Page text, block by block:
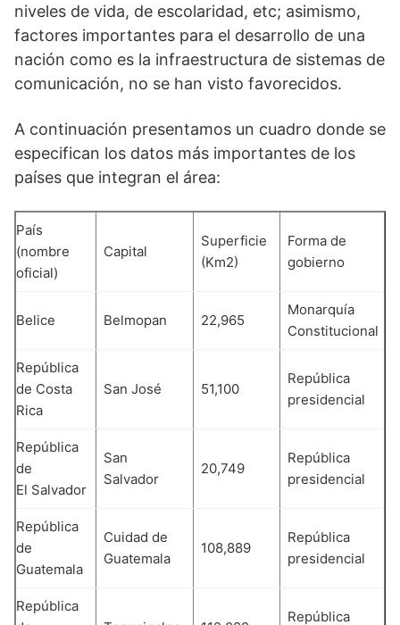
niveles de vida, de escolaridad, etc; asimismo,
factores importantes para el desarrollo de una
nación como es la infraestructura de sistemas de
comunicación, no se han visto favorecidos.
A continuación presentamos un cuadro donde se
especifican los datos más importantes de los
países que integran el área:
País
(nombre
oficial)
Capital
Superficie
(Km2)
Forma de
gobierno
Belice Belmopan 22,965
Monarquía
Constitucional
República
de Costa
Rica
San José 51,100
República
presidencial
República
de
El Salvador
San
Salvador
20,749
República
presidencial
República
de
Guatemala
Cuidad de
Guatemala
108,889
República
presidencial
República
República